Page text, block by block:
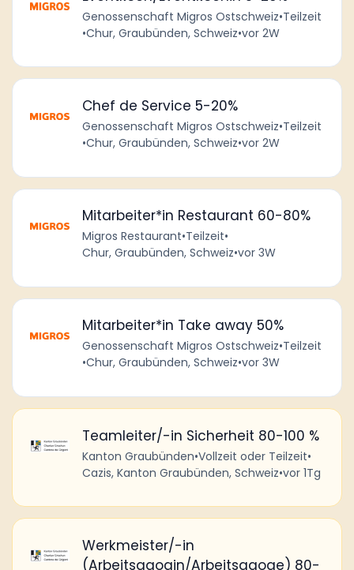
Genossenschaft Migros Ostschweiz•Teilzeit
•Chur, Graubünden, Schweiz•vor 2W
Chef de Service 5-20%
Genossenschaft Migros Ostschweiz•Teilzeit
•Chur, Graubünden, Schweiz•vor 2W
Mitarbeiter*in Restaurant 60-80%
Migros Restaurant•Teilzeit•
Chur, Graubünden, Schweiz•vor 3W
Mitarbeiter*in Take away 50%
Genossenschaft Migros Ostschweiz•Teilzeit
•Chur, Graubünden, Schweiz•vor 3W
Teamleiter/-in Sicherheit 80-100 %
Kanton Graubünden•Vollzeit oder Teilzeit•
Cazis, Kanton Graubünden, Schweiz•vor 1Tg
Werkmeister/-in
(Arbeitsagogin/Arbeitsagoge) 80-